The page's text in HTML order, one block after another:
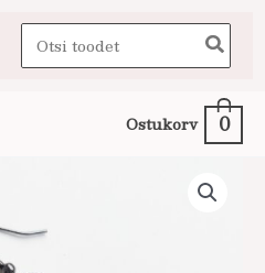
Search
for:
Ostukorv 0